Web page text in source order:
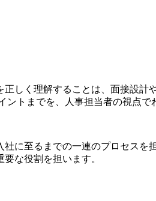
しく理解することは、面接設
トまでを、人事担当者の視点で
に至るまでの一連のプロセス
な役割を担います。